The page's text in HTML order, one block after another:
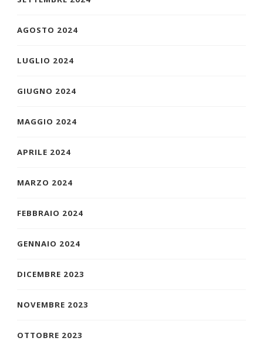
AGOSTO 2024
LUGLIO 2024
GIUGNO 2024
MAGGIO 2024
APRILE 2024
MARZO 2024
FEBBRAIO 2024
GENNAIO 2024
DICEMBRE 2023
NOVEMBRE 2023
OTTOBRE 2023